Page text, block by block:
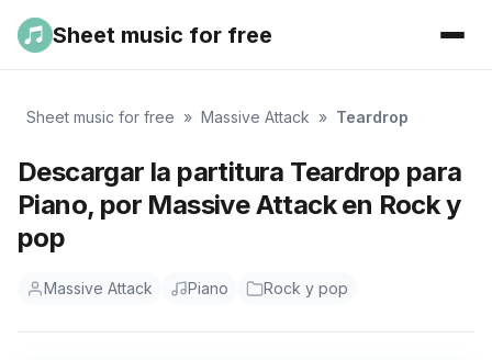
Sheet music for free
Sheet music for free » Massive Attack » Teardrop
Descargar la partitura Teardrop para
Piano, por Massive Attack en Rock y
pop
Massive Attack Piano Rock y pop